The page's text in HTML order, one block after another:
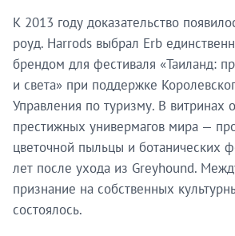
К 2013 году доказательство
роуд. Harrods выбрал Erb
брендом для фестиваля «Таиланд:
и света» при поддержке
Управления по туризму. В витринах
престижных универмагов мира —
цветочной пыльцы и ботанических
лет после ухода из Greyhound.
признание на собственных
состоялось.